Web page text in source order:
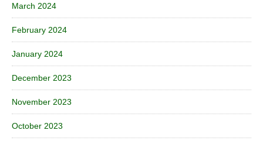
March 2024
February 2024
January 2024
December 2023
November 2023
October 2023